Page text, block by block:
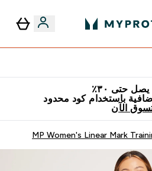
حتى ٣٠٪
الآن
MP Women's Linear Mark